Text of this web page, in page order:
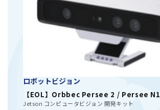
ロボットビジョン
【EOL】Orbbec Persee 2 / Persee N1
Jetson コンピュータビジョン 開発キット